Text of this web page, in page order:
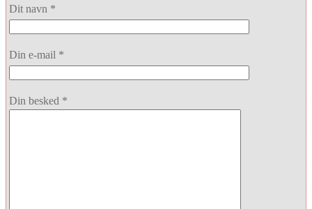
Dit navn *
Din e-mail *
Din besked *